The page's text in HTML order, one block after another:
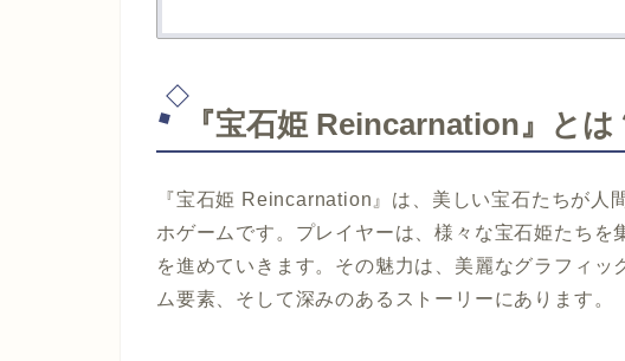
『宝石姫 Reincarnation』とは
『宝石姫 Reincarnation』は、美しい宝石たちが人
ホゲームです。プレイヤーは、様々な宝石姫たち
を進めていきます。その魅力は、美麗なグラフィ
ム要素、そして深みのあるストーリーにあります。